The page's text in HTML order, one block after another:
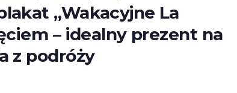
„Wakacyjne La
– idealny prezent na
z podróży